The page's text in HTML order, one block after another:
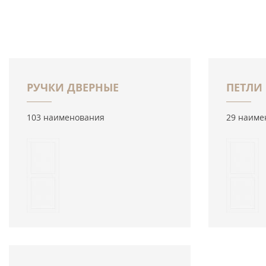
РУЧКИ ДВЕРНЫЕ
103 наименования
ПЕТЛИ
29